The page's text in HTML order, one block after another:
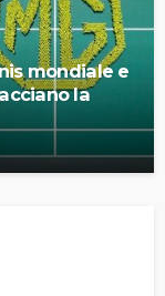
mondiale e
la